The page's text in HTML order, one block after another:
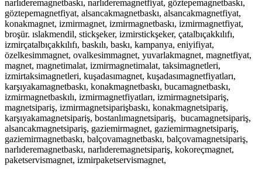
narlıderemagnetbaskı, narlıderemagnetfiyat, göztepemagnetbaskı,
göztepemagnetfiyat, alsancakmagnetbaskı, alsancakmagnetfiyat,
konakmagnet, izmirmagnet, izmirmagnetbaskı, izmirmagnetfiyat,
broşür. ıslakmendil, stickşeker, izmirstickşeker, çatalbıçakkılıfı,
izmirçatalbıçakkılıfı, baskılı, baskı, kampanya, eniyifiyat,
özelkesimmagnet, ovalkesimmagnet, yuvarlakmagnet, magnetfiyat,
magnet, magnetimalat, izmirmagnetimalat, taksimagnetleri,
izmirtaksimagnetleri, kuşadasımagnet, kuşadasımagnetfiyatları,
karşıyakamagnetbaskı, konakmagnetbaskı, bucamagnetbaskı,
izmirmagnetbaskılı, izmirmagnetfiyatları, izmirmagnetsipariş,
magnetsipariş, izmirmagnetsiparişbaskı, konakmagnetsipariş,
karşıyakamagnetsipariş, bostanlımagnetsipariş, bucamagnetsipariş,
alsancakmagnetsipariş, gaziemirmagnet, gaziemirmagnetsipariş,
gaziemirmagnetbaskı, balçovamagnetbaskı, balçovamagnetsipariş,
narlıderemagnetbaskı, narlıderemagnetsipariş, kokoreçmagnet,
paketservismagnet, izmirpaketservismagnet,